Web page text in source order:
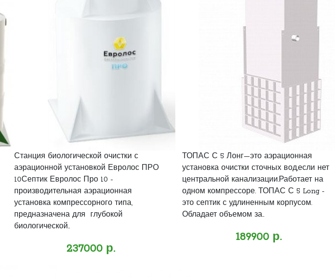
Станция биологической очистки с
аэрационной установкой Евролос ПРО
10Септик Евролос Про 10 -
производительная аэрационная
установка компрессорного типа,
предназначена для глубокой
биологической..
237000 р.
ТОПАС С 5 Лонг—это аэрационная
установка очистки сточных вод,если нет
центральной канализации.Работает на
одном компрессоре. ТОПАС С 5 Long -
это септик с удлиненным корпусом.
Обладает объемом за..
189900 р.